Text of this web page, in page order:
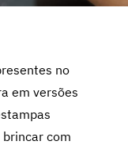
no
em versões
com